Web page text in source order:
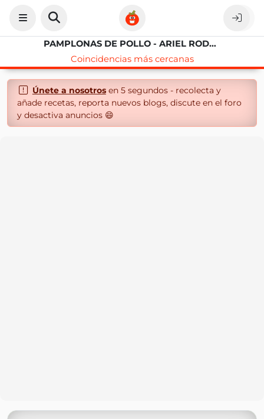
PAMPLONAS DE POLLO - ARIEL RODRÍGUEZ PALACIOS
Coincidencias más cercanas
Únete a nosotrosen 5 segundos - recolecta y
añade recetas, reporta nuevos blogs, discute en el foro
y desactiva anuncios 😄